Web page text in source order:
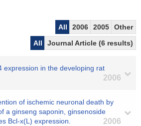
All 2006 2005
Other
All
Journal Article (6 results)
expression in the developing rat
2006
of ischemic neuronal death by
a ginseng saponin, ginsenoside
Bcl-x(L) expression.
2006